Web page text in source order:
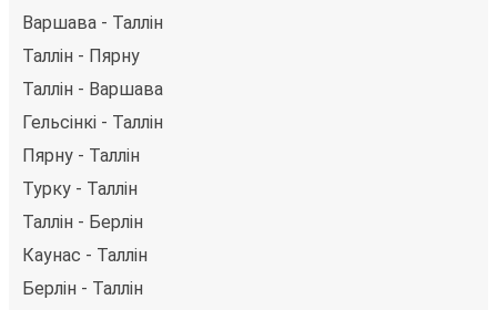
Варшава - Таллін
Таллін - Пярну
Таллін - Варшава
Гельсінкі - Таллін
Пярну - Таллін
Турку - Таллін
Таллін - Берлін
Каунас - Таллін
Берлін - Таллін